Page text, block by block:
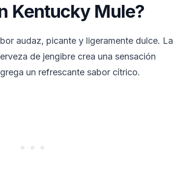
Kentucky Mule?
audaz, picante y ligeramente dulce. La
de jengibre crea una sensación
un refrescante sabor cítrico.